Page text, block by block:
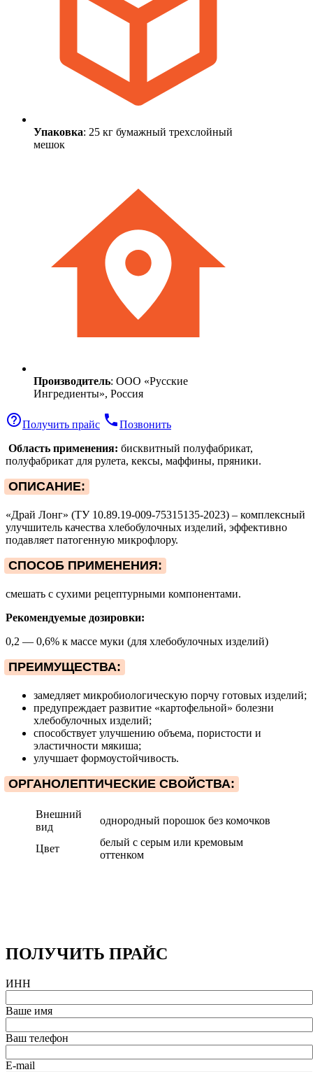
Упаковка: 25 кг бумажный трехслойный
мешок
Производитель: ООО «Русские
Ингредиенты», Россия
help_outlineПолучить прайс phoneПозвонить
Область применения: бисквитный полуфабрикат,
полуфабрикат для рулета, кексы, маффины, пряники.
ОПИСАНИЕ:
«Драй Лонг» (ТУ 10.89.19-009-75315135-2023) – комплексный
улучшитель качества хлебобулочных изделий, эффективно
подавляет патогенную микрофлору.
СПОСОБ ПРИМЕНЕНИЯ:
смешать с сухими рецептурными компонентами.
Рекомендуемые дозировки:
0,2 — 0,6% к массе муки (для хлебобулочных изделий)
ПРЕИМУЩЕСТВА:
замедляет микробиологическую порчу готовых изделий;
предупреждает развитие «картофельной» болезни
хлебобулочных изделий;
способствует улучшению объема, пористости и
эластичности мякиша;
улучшает формоустойчивость.
ОРГАНОЛЕПТИЧЕСКИЕ СВОЙСТВА:
Внешний
вид
однородный порошок без комочков
Цвет
белый с серым или кремовым
оттенком
ПОЛУЧИТЬ ПРАЙС
ИНН
Ваше имя
Ваш телефон
E-mail